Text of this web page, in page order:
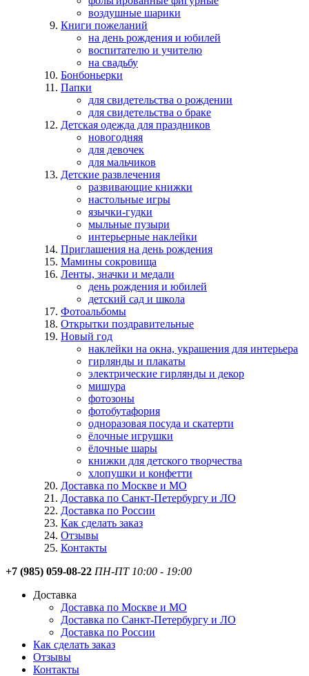
воздушные шарики
Книги пожеланий
на день рождения и юбилей
воспитателю и учителю
на свадьбу
Бонбоньерки
Папки
для свидетельства о рождении
для свидетельства о браке
Детская одежда для праздников
новогодняя
для девочек
для мальчиков
Детские развлечения
развивающие книжки
настольные игры
язычки-гудки
мыльные пузыри
интерьерные наклейки
Приглашения на день рождения
Мамины сокровища
Ленты, значки и медали
день рождения и юбилей
детский сад и школа
Фотоальбомы
Открытки поздравительные
Новый год
наклейки на окна, украшения для интерьера
гирлянды и плакаты
электрические гирлянды и декор
мишура
фотозоны
фотобутафория
одноразовая посуда и скатерти
ёлочные игрушки
ёлочные шары
книжки для детского творчества
хлопушки и конфетти
Доставка по Москве и МО
Доставка по Санкт-Петербургу и ЛО
Доставка по России
Как сделать заказ
Отзывы
Контакты
+7 (985) 059-08-22 ПН-ПТ 10:00 - 19:00
Доставка
Доставка по Москве и МО
Доставка по Санкт-Петербургу и ЛО
Доставка по России
Как сделать заказ
Отзывы
Контакты